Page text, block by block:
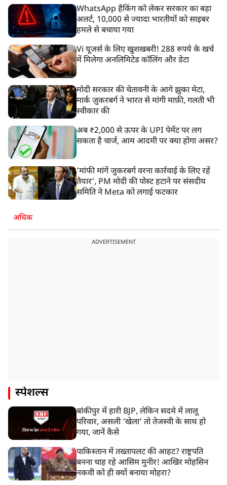
WhatsApp हैकिंग को लेकर सरकार का बड़ा
अलर्ट, 10,000 से ज्यादा भारतीयों को साइबर
हमले से बचाया गया
Vi यूजर्स के लिए खुशखबरी! 288 रुपये के खर्च
में मिलेगा अनलिमिटेड कॉलिंग और डेटा
मोदी सरकार की चेतावनी के आगे झुका मेटा,
मार्क ज़ुकरबर्ग ने भारत से मांगी माफ़ी, गलती भी
स्वीकार की
अब ₹2,000 से ऊपर के UPI पेमेंट पर लग
सकता है चार्ज, आम आदमी पर क्या होगा असर?
‘मांफी मांगें जुकरबर्ग वरना कार्रवाई के लिए रहें
तैयार’, PM मोदी की पोस्ट हटाने पर संसदीय
समिति ने Meta को लगाई फटकार
अधिक
ADVERTISEMENT
स्पेशल्स
बांकीपुर में हारी BJP, लेकिन सदमे में लालू
परिवार, असली ‘खेला’ तो तेजस्वी के साथ हो
गया, जानें कैसे
पाकिस्तान में तख्तापलट की आहट? राष्ट्रपति
बनना चाह रहे आसिम मुनीर! आखिर मोहसिन
नकवी को ही क्यों बनाया मोहरा?